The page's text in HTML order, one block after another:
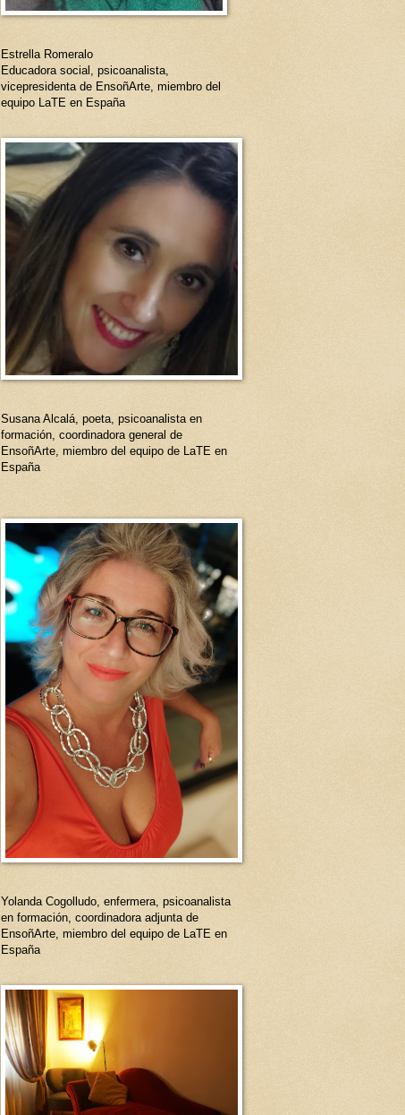
Estrella Romeralo
Educadora social, psicoanalista,
vicepresidenta de EnsoñArte, miembro del
equipo LaTE en España
Susana Alcalá, poeta, psicoanalista en
formación, coordinadora general de
EnsoñArte, miembro del equipo de LaTE en
España
Yolanda Cogolludo, enfermera, psicoanalista
en formación, coordinadora adjunta de
EnsoñArte, miembro del equipo de LaTE en
España